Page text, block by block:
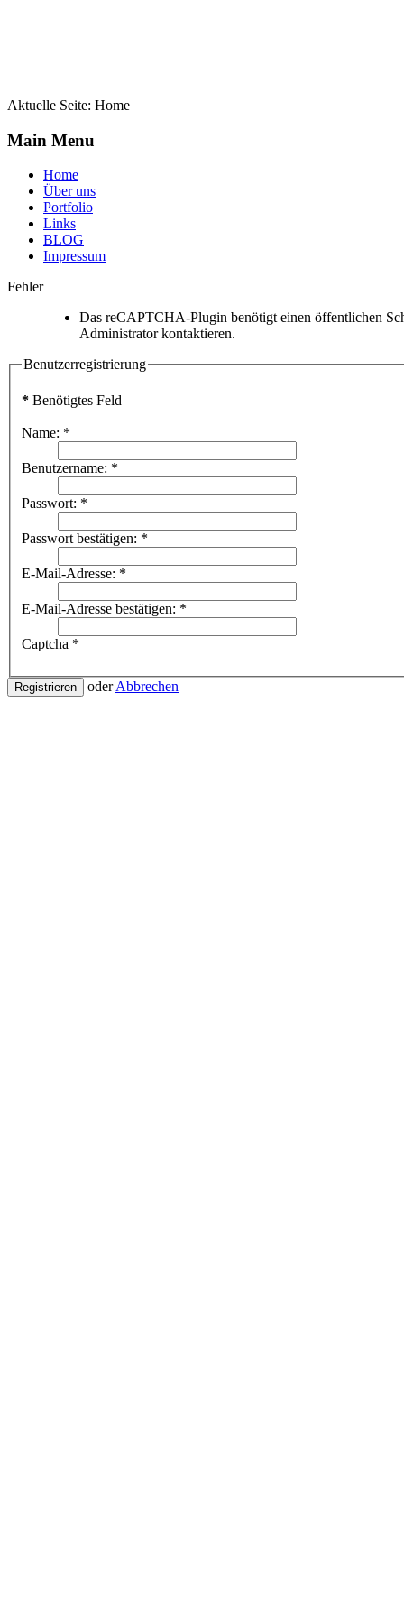
Aktuelle Seite: Home
Main Menu
Home
Über uns
Portfolio
Links
BLOG
Impressum
Fehler
Das reCAPTCHA-Plugin benötigt einen öffentlichen
Administrator kontaktieren.
Benutzerregistrierung
* Benötigtes Feld
Name: *
Benutzername: *
Passwort: *
Passwort bestätigen: *
E-Mail-Adresse: *
E-Mail-Adresse bestätigen: *
Captcha *
Registrieren oderAbbrechen